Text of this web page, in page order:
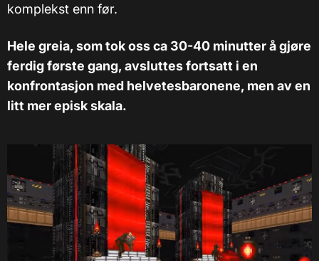
komplekst enn før.
Hele greia, som tok oss ca 30-40 minutter å gjøre
ferdig første gang, avsluttes fortsatt i en
konfrontasjon med helvetesbaronene, men av en
litt mer episk skala.